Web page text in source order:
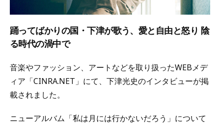
踊ってばかりの国・下津が歌う、愛と自由と怒り 陰
る時代の渦中で
音楽やファッション、アートなどを取り扱ったWEBメデ
ィア「CINRA.NET」にて、下津光史のインタビューが掲
載されました。
ニューアルバム「私は月には行かないだろう」について